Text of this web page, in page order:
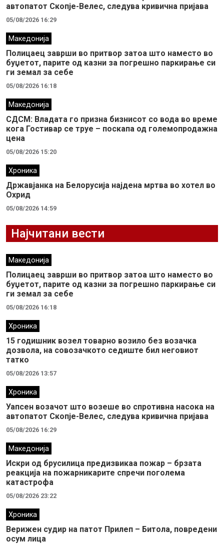
автопатот Скопје-Велес, следува кривична пријава
05/08/2026 16:29
Македонија
Полицаец заврши во притвор затоа што наместо во
буџетот, парите од казни за погрешно паркирање си
ги земал за себе
05/08/2026 16:18
Македонија
СДСМ: Владата го призна бизнисот со вода во време
кога Гостивар се труе – поскапа од големопродажна
цена
05/08/2026 15:20
Хроника
Државјанка на Белорусија најдена мртва во хотел во
Охрид
05/08/2026 14:59
Најчитани вести
Македонија
Полицаец заврши во притвор затоа што наместо во
буџетот, парите од казни за погрешно паркирање си
ги земал за себе
05/08/2026 16:18
Хроника
15 годишник возел товарно возило без возачка
дозвола, на совозачкото седиште бил неговиот
татко
05/08/2026 13:57
Хроника
Уапсен возачот што возеше во спротивна насока на
автопатот Скопје-Велес, следува кривична пријава
05/08/2026 16:29
Македонија
Искри од брусилица предизвикаа пожар – брзата
реакција на пожарникарите спречи поголема
катастрофа
05/08/2026 23:22
Хроника
Верижен судир на патот Прилеп – Битола, повредени
осум лица